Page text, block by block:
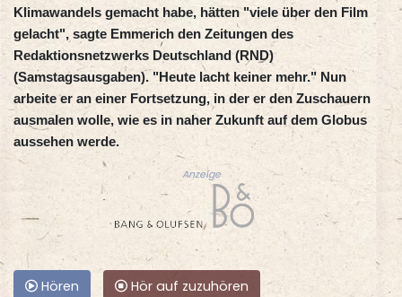
Klimawandels gemacht habe, hätten "viele über den Film
gelacht", sagte Emmerich den Zeitungen des
Redaktionsnetzwerks Deutschland (RND)
(Samstagsausgaben). "Heute lacht keiner mehr." Nun
arbeite er an einer Fortsetzung, in der er den Zuschauern
ausmalen wolle, wie es in naher Zukunft auf dem Globus
aussehen werde.
Anzeige
Hören Hör auf zuzuhören